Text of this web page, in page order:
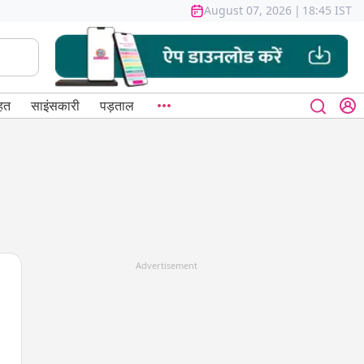
August 07, 2026 | 18:45 IST
साइंसकारी पड़ताल
Advertisement